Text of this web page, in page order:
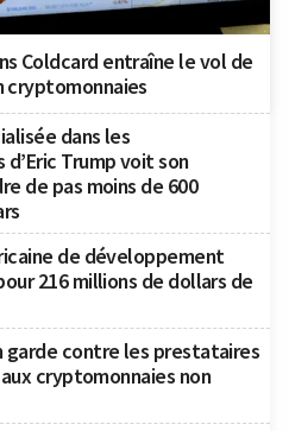
Coldcard entraîne le vol de
cryptomonnaies
dans les
Trump voit son
de pas moins de 600
de développement
216 millions de dollars de
garde contre les prestataires
cryptomonnaies non